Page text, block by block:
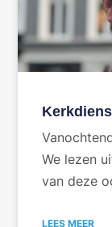
We lezen
van deze
LEES MEER